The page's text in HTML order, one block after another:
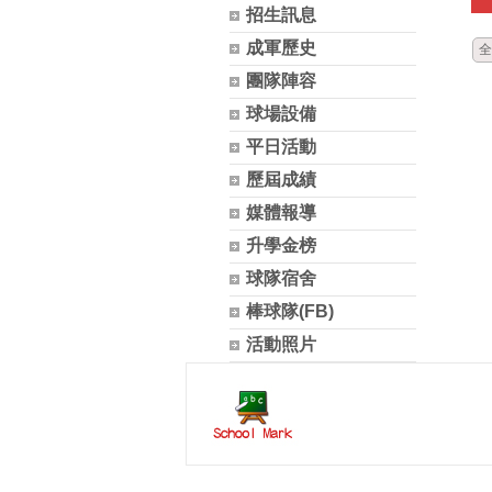
招生訊息
成軍歷史
團隊陣容
球場設備
平日活動
歷屆成績
媒體報導
升學金榜
球隊宿舍
棒球隊(FB)
活動照片